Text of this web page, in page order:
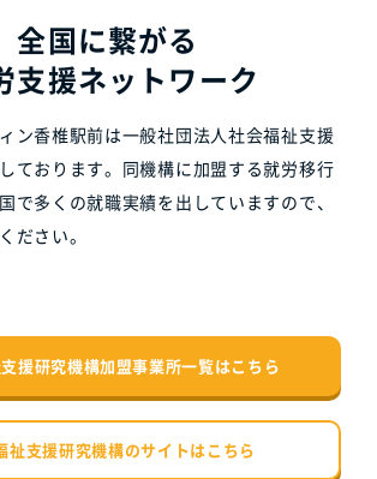
全国に繋がる
支援ネットワーク
ン香椎駅前は一般社団法人社会福祉支援
ております。同機構に加盟する就労移行
で多くの就職実績を出していますので、
ださい。
援研究機構加盟事業所一覧はこちら
祉支援研究機構のサイトはこちら